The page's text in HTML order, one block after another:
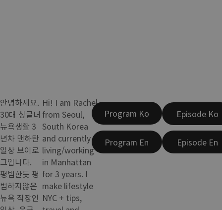
안녕하세요.
30대 싱글녀
뉴욕생활 3
년차 맨하탄
일상 브이로
그입니다.
평범한듯 평
범하지않은
뉴욕 직장인
Hi! I am Rachel
from Seoul,
South Korea
and currently
living/working
in Manhattan
for 3 years. I
make lifestyle
NYC + tips,
Program Ko
Program En
Episode Ko
Episode En